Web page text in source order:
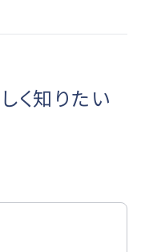
く知りたい